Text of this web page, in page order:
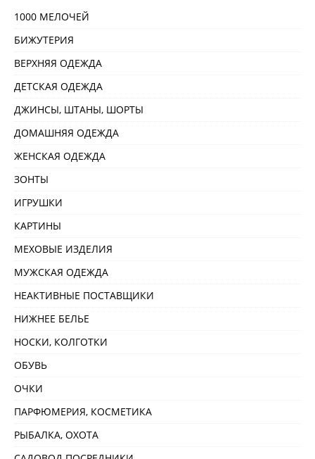
1000 МЕЛОЧЕЙ
БИЖУТЕРИЯ
ВЕРХНЯЯ ОДЕЖДА
ДЕТСКАЯ ОДЕЖДА
ДЖИНСЫ, ШТАНЫ, ШОРТЫ
ДОМАШНЯЯ ОДЕЖДА
ЖЕНСКАЯ ОДЕЖДА
ЗОНТЫ
ИГРУШКИ
КАРТИНЫ
МЕХОВЫЕ ИЗДЕЛИЯ
МУЖСКАЯ ОДЕЖДА
НЕАКТИВНЫЕ ПОСТАВЩИКИ
НИЖНЕЕ БЕЛЬЕ
НОСКИ, КОЛГОТКИ
ОБУВЬ
ОЧКИ
ПАРФЮМЕРИЯ, КОСМЕТИКА
РЫБАЛКА, ОХОТА